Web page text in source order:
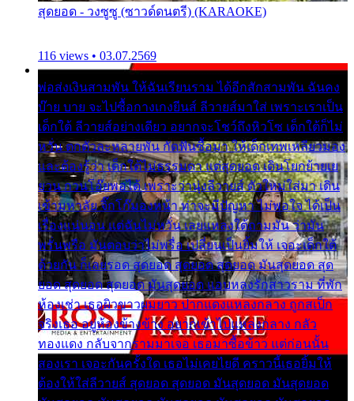
สุดยอด - วงซูซู (ซาวด์ดนตรี) (KARAOKE)
116 views • 03.07.2569
พ่อส่งเงินสามพัน ให้ฉันเรียนราม ได้อีกสักสามพัน ฉันคง
บ๊าย บาย จะไปซื้อกางเกงยีนส์ ลีวายส์มาใส่ เพราะเราเป็น
เด็กใต้ ลีวายส์อย่างเดียว อยากจะโชว์ถึงหิวโซ เด็กใต้ก็ไม่
หวั่น ตกตัวละหลายพัน กัดฟันซื้อมา ให้เด็กเทพเหลียวมอง
และต้องรู้ว่า เด็กใต้ไม่ธรรมดา แต่สุดยอด เดินโยกย้ายเย
ยวน กวนโอ๊ยพอได้ เพราะว่านุ่งลีวายส์ ตัวใหม่ใส่มา เดิน
เข้ามหาลัย จิ๊กโก๊มองหน้า ท่าจะมีปัญหา ไม่พอใจ ได้เป็น
เรื่องแน่นอน แต่ฉันไม่หวั่น เลยแหลงใต้ถามมัน ว่ามัน
พรั่นพรือ มันตอบว่าไม่พรื่อ เปลี่ยนเป็นยิ้มให้ เจอะเด็กใต้
ด้วยกัน ก็เลยรอด สุดยอด สุดยอด สุดยอด มันสุดยอด สุด
ยอด สุดยอด สุดยอด มันสุดยอด แอบหลงรักสาวราม ที่พัก
ห้องเช่า เธอผิวขาวผมยาว ปากแดงแหลงกลาง ถูกสเป็ก
จริงเธอ อยู่ห้องข้างข้าง อยากเข้าไปแหลงกลาง กลัว
ทองแดง กลับจากรามมาเจอ เธอมาซื้อข้าว แต่ก่อนนั้น
สองเรา เจอะกันครั้งใด เธอไม่เคยไยดี คราวนี้เธอยิ้มให้
ต้องให้ใส่ลีวายส์ สุดยอด สุดยอด มันสุดยอด มันสุดยอด